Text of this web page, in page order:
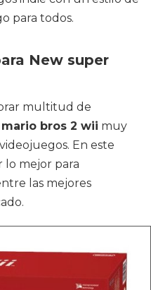
para todos.
New super
multitud de
bros 2 wii muy
En este
lo mejor para
las mejores